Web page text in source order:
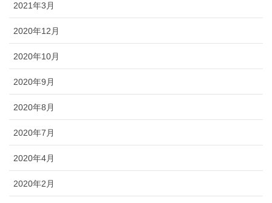
2021年3月
2020年12月
2020年10月
2020年9月
2020年8月
2020年7月
2020年4月
2020年2月